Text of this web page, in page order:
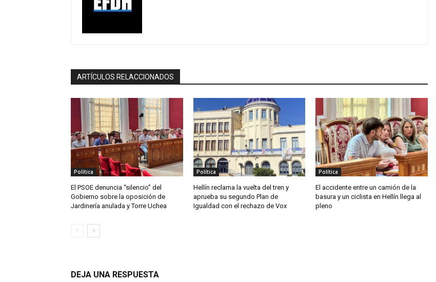
ARTÍCULOS RELACCIONADOS
Política
El PSOE denuncia “silencio” del
Gobierno sobre la oposición de
Jardinería anulada y Torre Uchea
Política
Hellín reclama la vuelta del tren y
aprueba su segundo Plan de
Igualdad con el rechazo de Vox
Política
El accidente entre un camión de la
basura y un ciclista en Hellín llega al
pleno
DEJA UNA RESPUESTA